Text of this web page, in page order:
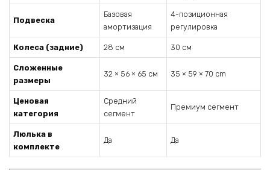
Подвеска
Базовая
амортизация
4-позиционная
регулировка
Колеса (задние) 28 см 30 см
Сложенные
размеры
32 × 56 × 65 см 35 × 59 × 70 cm
Ценовая
категория
Средний
сегмент
Премиум сегмент
Люлька в
комплекте
Да Да